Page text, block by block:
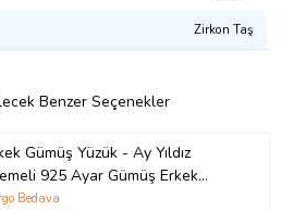
Zirkon Taş
Benzer Seçenekler
Gümüş Yüzük - Ay Yıldız
925 Ayar Gümüş Erkek
Bedava